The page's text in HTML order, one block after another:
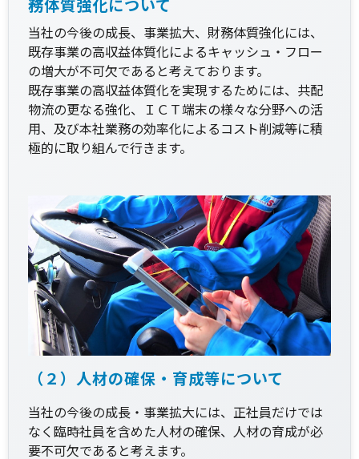
務体質強化について
当社の今後の成長、事業拡大、財務体質強化には、
既存事業の高収益体質化によるキャッシュ・フロー
の増大が不可欠であると考えております。
既存事業の高収益体質化を実現するためには、共配
物流の更なる強化、ＩＣＴ端末の様々な分野への活
用、及び本社業務の効率化によるコスト削減等に積
極的に取り組んで行きます。
（２）人材の確保・育成等について
当社の今後の成長・事業拡大には、正社員だけでは
なく臨時社員を含めた人材の確保、人材の育成が必
要不可欠であると考えます。